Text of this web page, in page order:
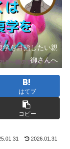
を目指したい親
御さんへ
はてブ
コピー
2026.01.31